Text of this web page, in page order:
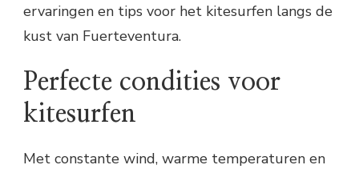
ervaringen en tips voor het kitesurfen langs de
kust van Fuerteventura.
Perfecte condities voor
kitesurfen
Met constante wind, warme temperaturen en